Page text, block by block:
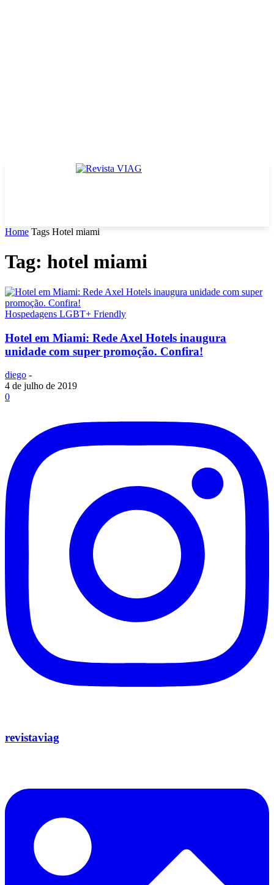
Home Tags Hotel miami
Tag: hotel miami
Hospedagens LGBT+ Friendly
Hotel em Miami: Rede Axel Hotels inaugura
unidade com super promoção. Confira!
diego -
4 de julho de 2019
0
revistaviag